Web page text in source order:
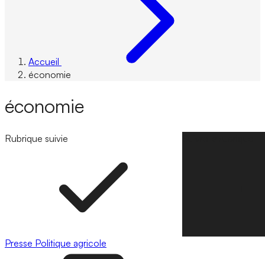
Accueil
économie
économie
Rubrique suivie
Presse Politique agricole